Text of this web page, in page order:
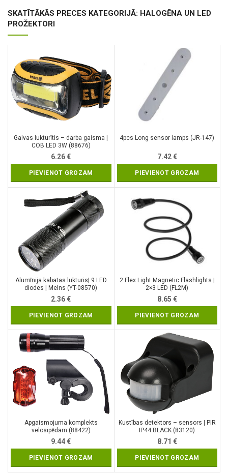
SKATĪTĀKĀS PRECES KATEGORIJĀ: HALOGĒNA UN LED
PROŽEKTORI
Galvas lukturītis – darba gaisma |
COB LED 3W (88676)
6.26€
PIEVIENOT GROZAM
4pcs Long sensor lamps (JR-147)
7.42€
PIEVIENOT GROZAM
Alumīnija kabatas lukturis| 9 LED
diodes | Melns (YT-08570)
2.36€
PIEVIENOT GROZAM
2 Flex Light Magnetic Flashlights |
2×3 LED (FL2M)
8.65 €
PIEVIENOT GROZAM
Apgaismojuma komplekts
velosipēdam (88422)
9.44€
PIEVIENOT GROZAM
Kustības detektors – sensors | PIR
IP44 BLACK (83120)
8.71 €
PIEVIENOT GROZAM